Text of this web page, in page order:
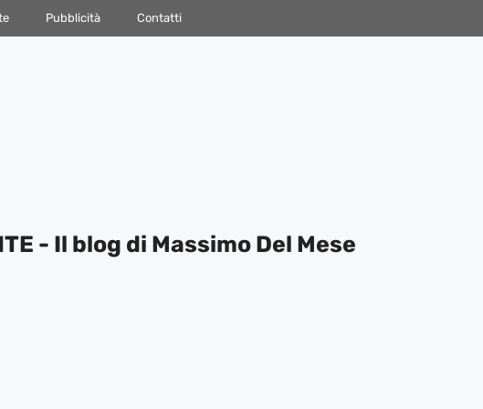
Pubblicità Contatti
- Il blog di Massimo Del Mese